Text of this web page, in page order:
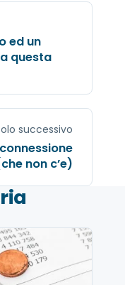
ed un
questa
successivo
non c’e)